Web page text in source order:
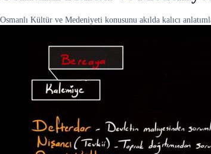
Osmanlı Kültür ve Medeniyeti konusunu akılda kalıcı